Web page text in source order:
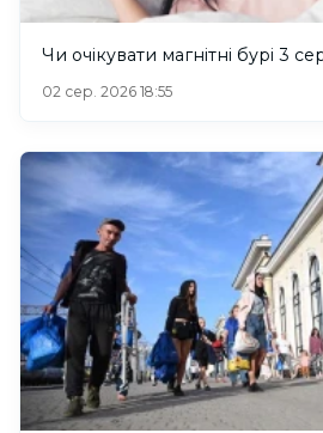
Чи очікувати магнітні бурі 3
02 сер. 2026 18:55